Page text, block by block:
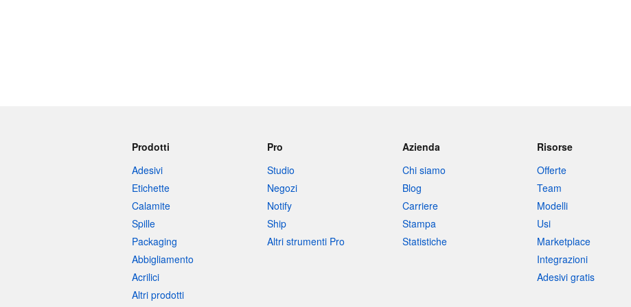
Prodotti
Adesivi
Etichette
Calamite
Spille
Packaging
Abbigliamento
Acrilici
Altri prodotti
Pro
Studio
Negozi
Notify
Ship
Altri strumenti Pro
Azienda
Chi siamo
Blog
Carriere
Stampa
Statistiche
Risorse
Offerte
Team
Modelli
Usi
Marketplace
Integrazioni
Adesivi gratis